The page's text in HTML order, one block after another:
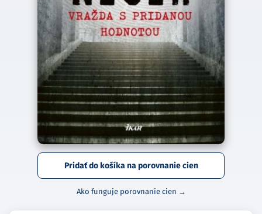
Pridať do košíka na porovnanie cien
Ako funguje porovnanie cien →